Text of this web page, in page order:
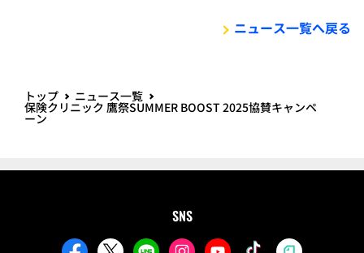
ニュース一覧へ戻る
トップ ニュース一覧
保険クリニック 鷹祭SUMMER BOOST 2025協賛キャンペ
ーン
SNS